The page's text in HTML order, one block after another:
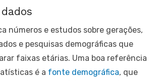
números e estudos sobre gerações,
e pesquisas demográficas que
faixas etárias. Uma boa referência
é a fonte demográfica, que